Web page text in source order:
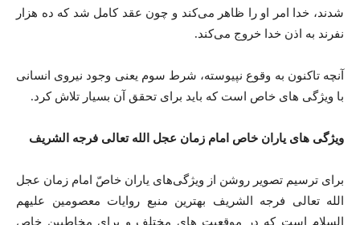
شدند، خدا امر او را ظاهر می‌کند و چون عقد کامل شد که ده هزار
نفرند به اذن خدا خروج می‌کند.
آنچه تاکنون به وقوع نپیوسته، شرط سوم یعنی وجود نیروی انسانی
با ویژگی های خاص است که باید برای تحقق آن بسیار تلاش کرد.
ویژگی های یاران خاص امام زمان عجل الله تعالی فرجه الشریف
برای ترسیم تصویر روشن از ویژگی‌های یاران خاصّ امام زمان عجل
الله تعالی فرجه الشریف بهترین منبع روایات معصومین علیهم
السلام است که در موقعیت های مختلف و برای مخاطبین خاص